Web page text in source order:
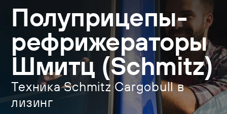
Полуприцепы-
рефрижераторы
Шмитц (Schmitz)
Техника Schmitz Cargobull в
лизинг